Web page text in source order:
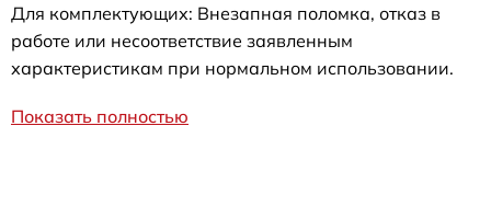
Для комплектующих: Внезапная поломка, отказ в
работе или несоответствие заявленным
характеристикам при нормальном использовании.
Показать полностью